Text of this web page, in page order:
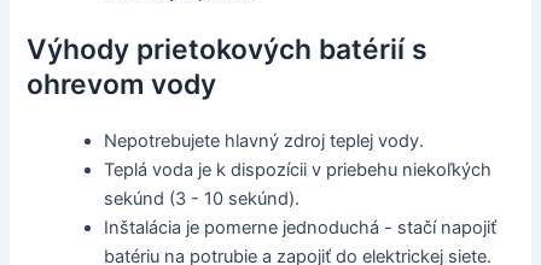
Výhody prietokových batérií s
ohrevom vody
Nepotrebujete hlavný zdroj teplej vody.
Teplá voda je k dispozícii v priebehu niekoľkých
sekúnd (3 - 10 sekúnd).
Inštalácia je pomerne jednoduchá - stačí napojiť
batériu na potrubie a zapojiť do elektrickej siete.